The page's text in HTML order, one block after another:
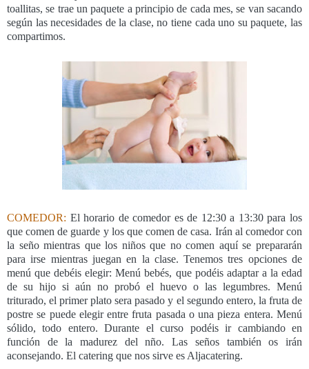
toallitas, se trae un paquete a principio de cada mes, se van sacando
según las necesidades de la clase, no tiene cada uno su paquete, las
compartimos.
COMEDOR: El horario de comedor es de 12:30 a 13:30 para los
que comen de guarde y los que comen de casa. Irán al comedor con
la seño mientras que los niños que no comen aquí se prepararán
para irse mientras juegan en la clase. Tenemos tres opciones de
menú que debéis elegir: Menú bebés, que podéis adaptar a la edad
de su hijo si aún no probó el huevo o las legumbres. Menú
triturado, el primer plato sera pasado y el segundo entero, la fruta de
postre se puede elegir entre fruta pasada o una pieza entera. Menú
sólido, todo entero. Durante el curso podéis ir cambiando en
función de la madurez del nño. Las seños también os irán
aconsejando. El catering que nos sirve es Aljacatering.